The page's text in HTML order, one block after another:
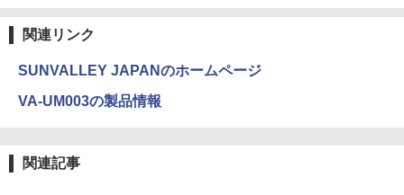
関連リンク
SUNVALLEY JAPANのホームページ
VA-UM003の製品情報
関連記事